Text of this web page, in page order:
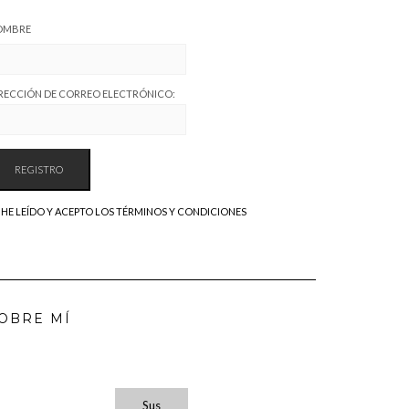
DE CORREO ELECTRÓNICO:
HE LEÍDO Y ACEPTO LOS TÉRMINOS Y CONDICIONES
MÍ
Sus